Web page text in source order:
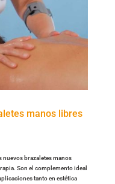
manos libres
nuevos brazaletes manos
Son el complemento ideal
tanto en estética